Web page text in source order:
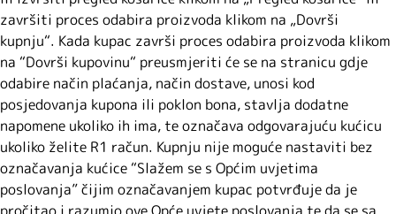
završiti proces odabira proizvoda klikom na „Dovrši
kupnju“. Kada kupac završi proces odabira proizvoda klikom
na “Dovrši kupovinu“ preusmjeriti će se na stranicu gdje
odabire način plaćanja, način dostave, unosi kod
posjedovanja kupona ili poklon bona, stavlja dodatne
napomene ukoliko ih ima, te označava odgovarajuću kućicu
ukoliko želite R1 račun. Kupnju nije moguće nastaviti bez
označavanja kućice “Slažem se s Općim uvjetima
poslovanja” čijim označavanjem kupac potvrđuje da je
pročitao i razumio ove Opće uvjete poslovanja te da se sa